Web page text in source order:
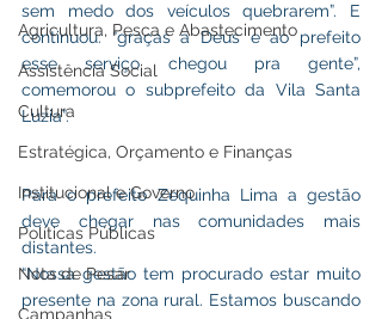
Agricultura, Pesca e Abastecimento
Assistência Social
Cultura
Estratégica, Orçamento e Finanças
Institucional e Governo
Políticas Públicas
Nota de Pesar
Campanhas
sem medo dos veículos quebrarem”. E
continuou: “graças a Deus e ao prefeito
esse serviço chegou pra gente”,
comemorou o subprefeito da Vila Santa
Luzia”.
Para o prefeito Zequinha Lima a gestão
deve chegar nas comunidades mais
distantes.
“Nossa gestão tem procurado estar muito
presente na zona rural. Estamos buscando